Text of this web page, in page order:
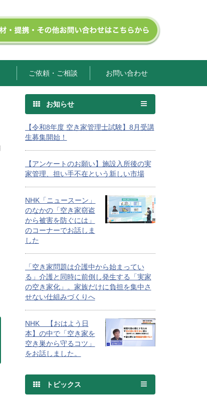
ご依頼・ご相談 お問い合わせ
お知らせ
【令和8年度 空き家管理士試験】8月受講
生募集開始！
【アンケートのお願い】施設入所後の実
家管理、担い手不在という新しい市場
NHK「ニュースーン」
のなかの「空き家窃盗
から被害を防ぐには」
のコーナーでお話しま
した
「空き家問題は介護中から始まってい
る」介護と同時に前倒し発生する「実家
の空き家化」。家族だけに負担を集中さ
せない仕組みづくりへ
NHK 【おはよう日
本】の中で「空き家を
空き巣から守るコツ」
をお話しました。
トピックス